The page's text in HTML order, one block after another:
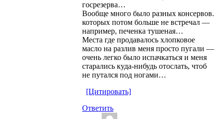
госрезерва…
Вообще много было разных консервов.
которых потом больше не встречал —
например, печенка тушеная…
Места где продавалось хлопковое
масло на разлив меня просто пугали —
очень легко было испачкаться и меня
старались куда-нибудь отослать, чтоб
не путался под ногами…
[Цитировать]
Ответить